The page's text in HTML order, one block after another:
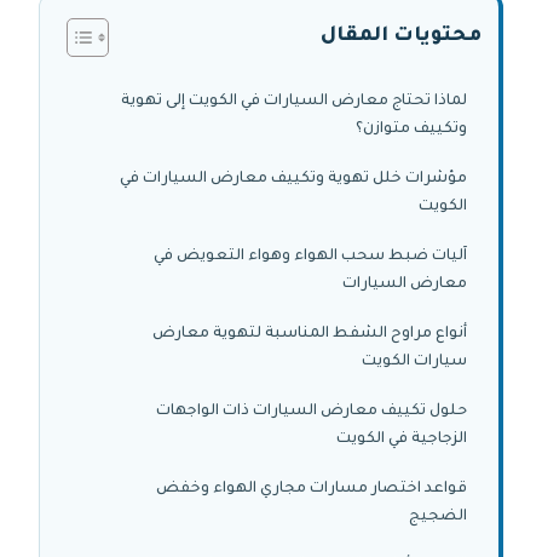
محتويات المقال
لماذا تحتاج معارض السيارات في الكويت إلى تهوية
وتكييف متوازن؟
مؤشرات خلل تهوية وتكييف معارض السيارات في
الكويت
آليات ضبط سحب الهواء وهواء التعويض في
معارض السيارات
أنواع مراوح الشفط المناسبة لتهوية معارض
سيارات الكويت
حلول تكييف معارض السيارات ذات الواجهات
الزجاجية في الكويت
قواعد اختصار مسارات مجاري الهواء وخفض
الضجيج